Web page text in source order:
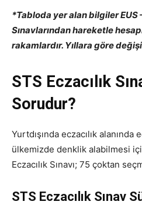
*Tabloda yer alan bilgiler EUS
Sınavlarından hareketle
rakamlardır. Yıllara göre
STS Eczacılık
Sorudur?
Yurtdışında eczacılık
ülkemizde denklik alabilmesi
Eczacılık Sınavı; 75 çoktan
STS Eczacılık Sınav